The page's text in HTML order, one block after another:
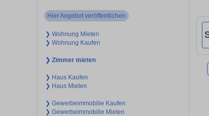
Hier Angebot veröffentlichen
❯ Wohnung Mieten
❯ Wohnung Kaufen
❯ Zimmer mieten
❯ Haus Kaufen
❯ Haus Mieten
❯ Gewerbeimmobilie Kaufen
❯ Gewerbeimmobilie Mieten